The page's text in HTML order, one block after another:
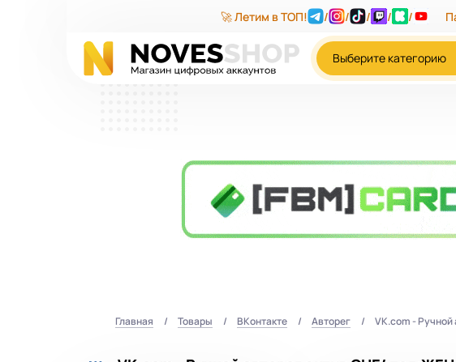
🚀 Летим в ТОП! / / / / /
Выберите категорию
Главная Товары ВКонтакте Авторег VK.com -